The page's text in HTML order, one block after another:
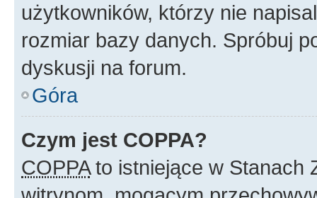
użytkowników, którzy nie
rozmiar bazy danych. Spróbuj
dyskusji na forum.
Góra
Czym jest COPPA?
COPPAto istniejące w Stanach